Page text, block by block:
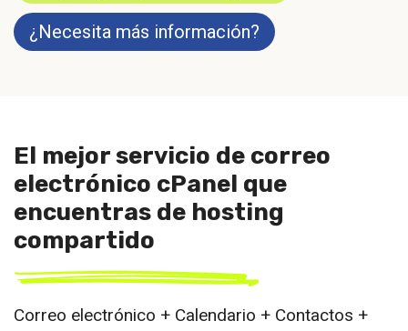
¿Necesita más información?
El mejor servicio de correo
electrónico cPanel que
encuentras de hosting
compartido
Correo electrónico + Calendario + Contactos +